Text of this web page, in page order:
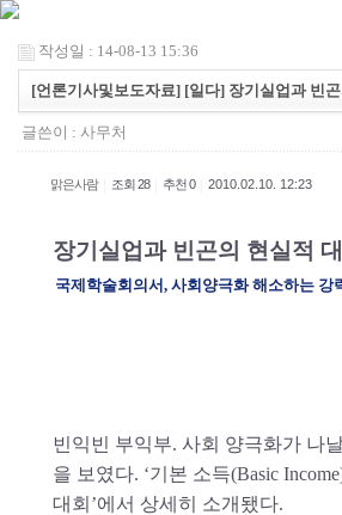
작성일 : 14-08-13 15:36
[언론기사및보도자료] [일다] 장기실업과 빈
글쓴이 : 사무처
맑은사람 조회 28 추천 0 2010.02.10. 12:23
장기실업과 빈곤의 현실적
국제학술회의서, 사회양극화 해소하는 강
빈익빈 부익부. 사회 양극화가 나
을 보였다. ‘기본 소득(Basic
대회’에서 상세히 소개됐다.